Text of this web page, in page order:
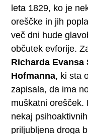
leta 1829, ko je
oreščke in jih
več dni hude
občutek evforije.
Richarda Evansa
Hofmanna, ki sta
zapisala, da ima
muškatni orešček.
nekaj
priljubljena droga